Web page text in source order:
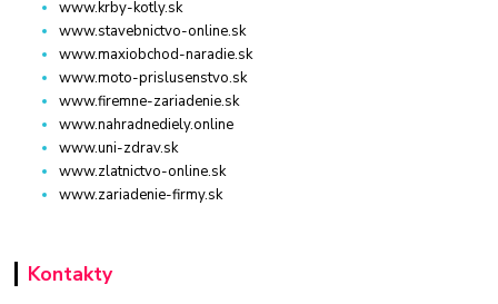
www.krby-kotly.sk
www.stavebnictvo-online.sk
www.maxiobchod-naradie.sk
www.moto-prislusenstvo.sk
www.firemne-zariadenie.sk
www.nahradnediely.online
www.uni-zdrav.sk
www.zlatnictvo-online.sk
www.zariadenie-firmy.sk
Kontakty